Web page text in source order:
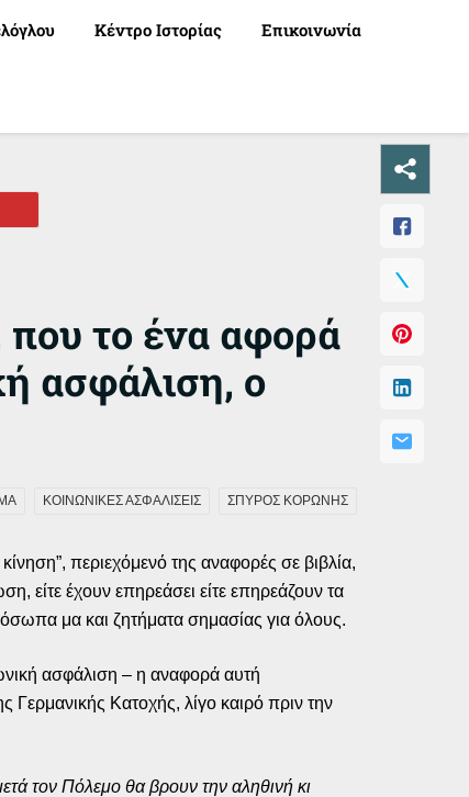
Κέντρο Ιστορίας Επικοινωνία
που το ένα αφορά
ασφάλιση, ο
ΚΟΙΝΩΝΙΚΕΣ ΑΣΦΑΛΙΣΕΙΣ ΣΠΥΡΟΣ ΚΟΡΩΝΗΣ
περιεχόμενό της αναφορές σε βιβλία,
είτε έχουν επηρεάσει είτε επηρεάζουν τα
μα και ζητήματα σημασίας για όλους.
ασφάλιση – η αναφορά αυτή
Γερμανικής Κατοχής, λίγο καιρό πριν την
τον Πόλεμο θα βρουν την αληθινή κι